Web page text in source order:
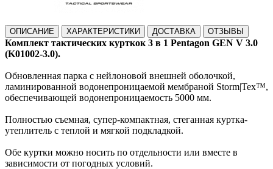
ОПИСАНИЕ ХАРАКТЕРИСТИКИ ДОСТАВКА ОТЗЫВЫ
Комплект тактических курткок 3 в 1 Pentagon GEN V 3.0
(K01002-3.0).
Обновленная парка с нейлоновой внешней оболочкой,
ламинированной водонепроницаемой мембраной Storm|Tex™,
обеспечивающей водонепроницаемость 5000 мм.
Полностью съемная, супер-компактная, стеганная куртка-
утеплитель с теплой и мягкой подкладкой.
Обе куртки можно носить по отдельности или вместе в
зависимости от погодных условий.